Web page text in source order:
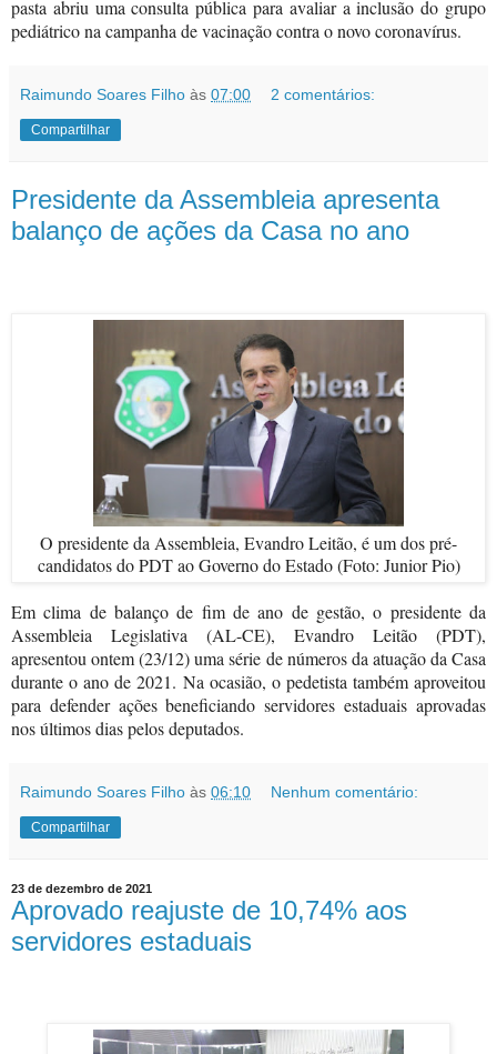
pasta abriu uma consulta pública para avaliar a inclusão do grupo
pediátrico na campanha de vacinação contra o novo coronavírus.
Raimundo Soares Filho às 07:00 2 comentários:
Compartilhar
Presidente da Assembleia apresenta
balanço de ações da Casa no ano
O presidente da Assembleia, Evandro Leitão, é um dos pré-
candidatos do PDT ao Governo do Estado (Foto: Junior Pio)
Em clima de balanço de fim de ano de gestão, o presidente da
Assembleia Legislativa (AL-CE), Evandro Leitão (PDT),
apresentou ontem (23/12) uma série de números da atuação da Casa
durante o ano de 2021. Na ocasião, o pedetista também aproveitou
para defender ações beneficiando servidores estaduais aprovadas
nos últimos dias pelos deputados.
Raimundo Soares Filho às 06:10 Nenhum comentário:
Compartilhar
23 de dezembro de 2021
Aprovado reajuste de 10,74% aos
servidores estaduais